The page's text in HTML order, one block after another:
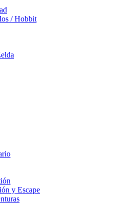
/ Hobbit
y Escape